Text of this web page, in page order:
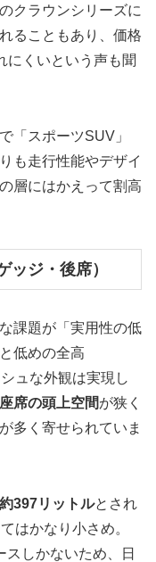
クラウンシリーズに
ることもあり、価格
にくいという声も聞
「スポーツSUV」
も走行性能やデザイ
層にはかえって割高
ッジ・後席）
課題が「実用性の低
低めの全高
ュな外観は実現し
席の頭上空間が狭く
多く寄せられていま
397リットルとされ
はかなり小さめ。
スしかないため、日